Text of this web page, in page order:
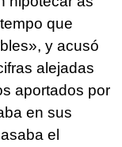
que
, y acusó
alejadas
aportados por
en sus
el